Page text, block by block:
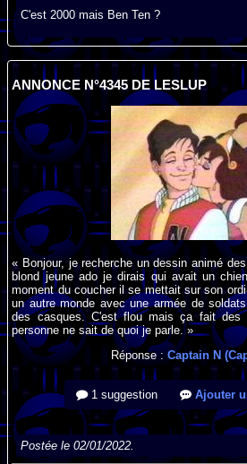
C'est 2000 mais Ben Ten ?
ANNONCE N°4345 DE LESLUP
« Bonjour, je recherche un dessin animé
blond jeune ado je dirais qui avait un
moment du coucher il se mettait sur son
un autre monde avec une armée de
des casques. C'est flou mais ça fait des
personne ne sait de quoi je parle. »
Réponse : Captain N
1 suggestion Ajouter
Postée le 02/01/2022.